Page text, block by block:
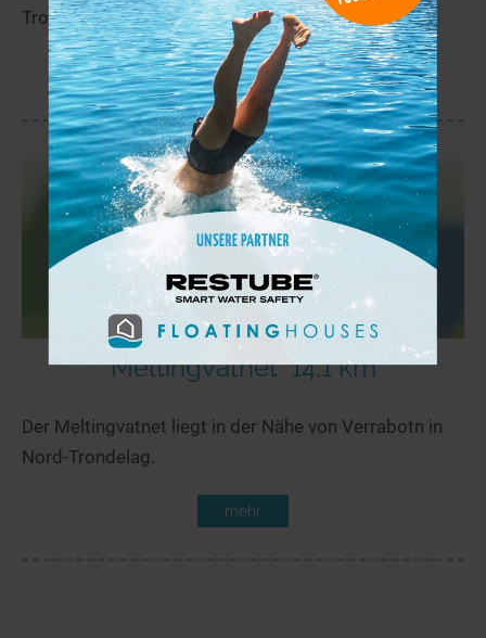
Trondelag.
mehr
Meltingvatnet 14,1 km
Der Meltingvatnet liegt in der Nähe von Verrabotn in
Nord-Trondelag.
mehr